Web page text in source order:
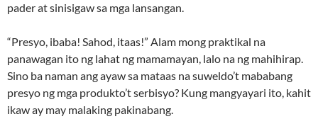
pader at sinisigaw sa mga lansangan.
“Presyo, ibaba! Sahod, itaas!” Alam mong praktikal na
panawagan ito ng lahat ng mamamayan, lalo na ng mahihirap.
Sino ba naman ang ayaw sa mataas na suweldo’t mababang
presyo ng mga produkto’t serbisyo? Kung mangyayari ito, kahit
ikaw ay may malaking pakinabang.